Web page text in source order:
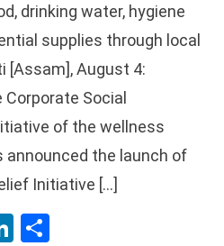
drinking water, hygiene
supplies through local
[Assam], August 4:
Social
of the wellness
announced the launch of
Initiative […]
LinkedIn